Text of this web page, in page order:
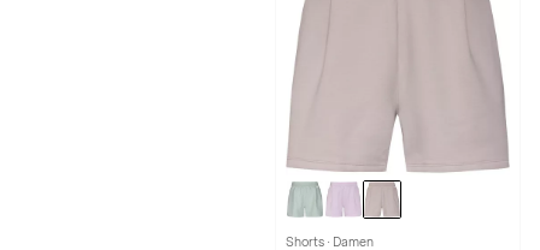
Shorts · Damen